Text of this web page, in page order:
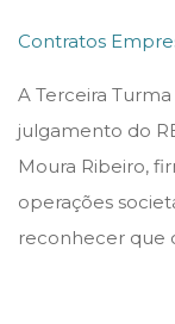
P
s
t
e
d
Contratos
A Terceira
julgamento do
Moura Ribeiro,
operações
reconhecer que